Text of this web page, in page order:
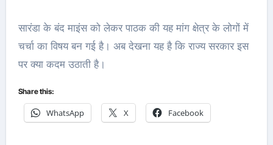
सारंडा के बंद माइंस को लेकर पाठक की यह मांग क्षेत्र के लोगों में
चर्चा का विषय बन गई है। अब देखना यह है कि राज्य सरकार इस
पर क्या कदम उठाती है।
Share this:
WhatsApp X Facebook